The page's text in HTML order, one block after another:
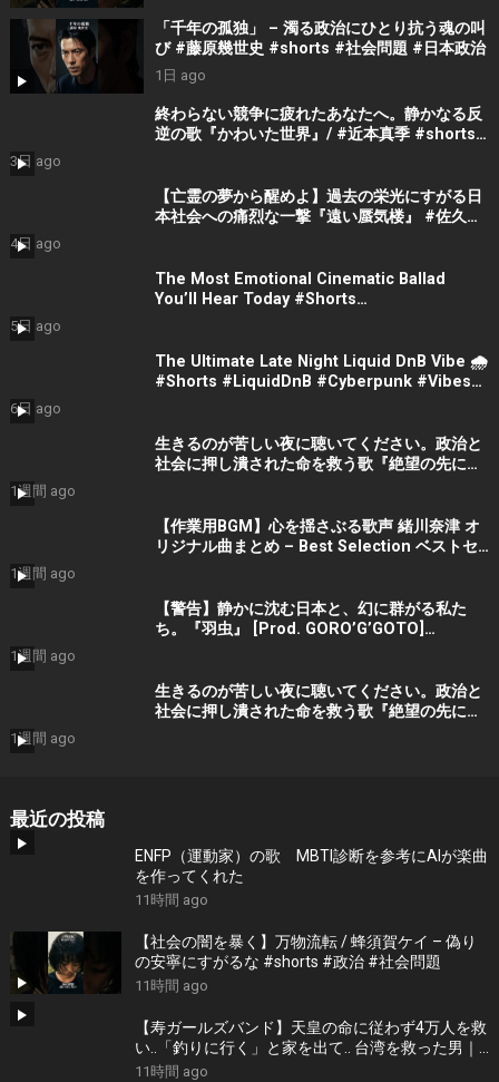
「千年の孤独」 – 濁る政治にひとり抗う魂の叫
び #藤原幾世史 #shorts #社会問題 #日本政治
1日 ago
終わらない競争に疲れたあなたへ。静かなる反
逆の歌『かわいた世界』/ #近本真季 #shorts
3日 ago
【亡霊の夢から醒めよ】過去の栄光にすがる日
本社会への痛烈な一撃『遠い蜃気楼』 #佐久間
4日 ago
The Most Emotional Cinematic Ballad
You’ll Hear Today #Shorts
5日 ago
The Ultimate Late Night Liquid DnB Vibe 🌧️
#Shorts #LiquidDnB #Cyberpunk #Vibes
6日 ago
生きるのが苦しい夜に聴いてください。政治と
社会に押し潰された命を救う歌『絶望の先に』
1週間 ago
【作業用BGM】心を揺さぶる歌声 緒川奈津 オ
リジナル曲まとめ – Best Selection ベストセ
1週間 ago
【警告】静かに沈む日本と、幻に群がる私た
ち。『羽虫』 [Prod. GORO’G’GOTO]
1週間 ago
生きるのが苦しい夜に聴いてください。政治と
社会に押し潰された命を救う歌『絶望の先に』
1週間 ago
最近の投稿
ENFP（運動家）の歌 MBTI診断を参考にAIが楽曲
を作ってくれた
11時間 ago
【社会の闇を暴く】万物流転 / 蜂須賀ケイ – 偽り
の安寧にすがるな #shorts #政治 #社会問題
11時間 ago
【寿ガールズバンド】天皇の命に従わず4万人を救
い..「釣りに行く」と家を出て.. 台湾を救った男｜
根本博『名もなき勝利』 by 寿STUDIO
11時間 ago